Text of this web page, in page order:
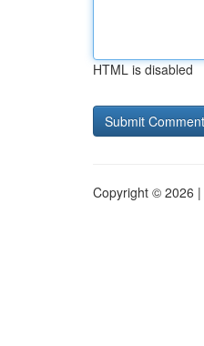
HTML is disabled
Copyright © 2026 |